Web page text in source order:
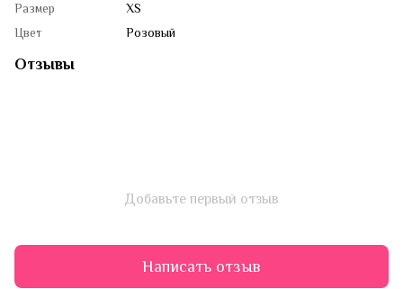
Размер
XS
Цвет
Розовый
Отзывы
Добавьте первый отзыв
Написать отзыв